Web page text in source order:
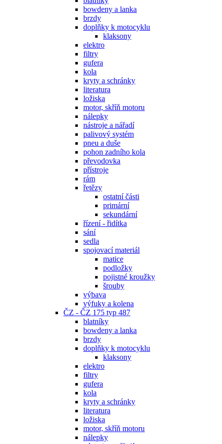
bowdeny a lanka
brzdy
doplňky k motocyklu
klaksony
elektro
filtry
gufera
kola
kryty a schránky
literatura
ložiska
motor, skříň motoru
nálepky
nástroje a nářadí
palivový systém
pneu a duše
pohon zadního kola
převodovka
přístroje
rám
řetězy
ostatní části
primární
sekundární
řízení - řidítka
sání
sedla
spojovací materiál
matice
podložky
pojistné kroužky
šrouby
výbava
výfuky a kolena
ČZ - ČZ 175 typ 487
blatníky
bowdeny a lanka
brzdy
doplňky k motocyklu
klaksony
elektro
filtry
gufera
kola
kryty a schránky
literatura
ložiska
motor, skříň motoru
nálepky